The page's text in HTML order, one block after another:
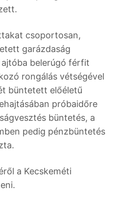
csoportosan,
garázdaság
belerúgó férfit
rongálás vétségével
büntetett előéletű
próbaidőre
büntetés, a
pedig pénzbüntetés
a Kecskeméti